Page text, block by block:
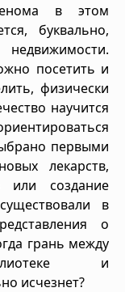
в этом
буквально,
посетить и
физически
научится
первыми
лекарств,
или создание
в
о
грань между
и
исчезнет?